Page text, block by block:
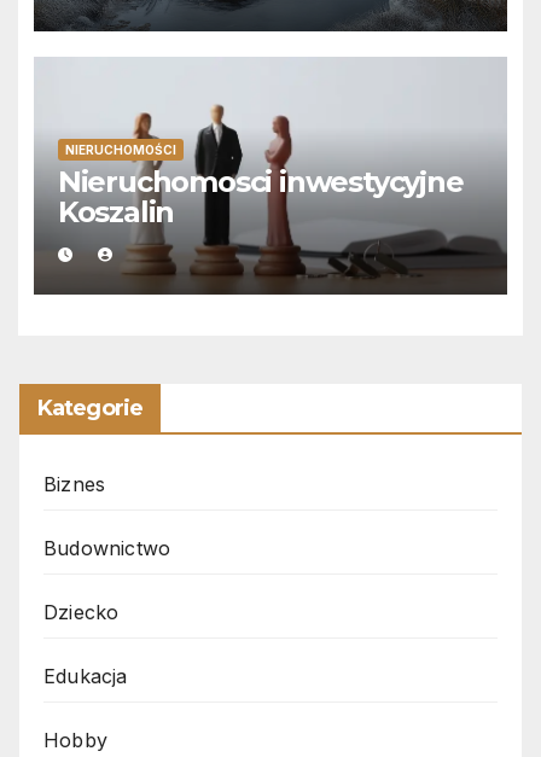
NIERUCHOMOŚCI
Nieruchomosci inwestycyjne
Koszalin
Kategorie
Biznes
Budownictwo
Dziecko
Edukacja
Hobby